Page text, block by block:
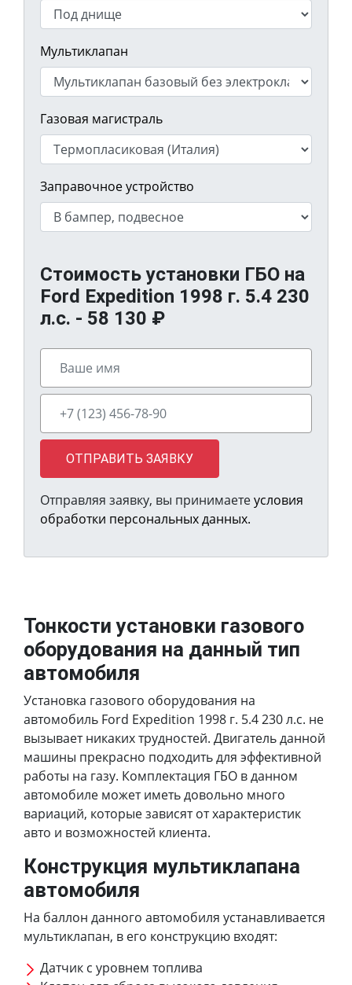
Мультиклапан
Газовая магистраль
Заправочное устройство
Стоимость установки ГБО на
Ford Expedition 1998 г. 5.4 230
л.с. - 58 130 ₽
ОТПРАВИТЬ ЗАЯВКУ
Отправляя заявку, вы принимаетеусловия
обработки персональных данных.
Тонкости установки газового
оборудования на данный тип
автомобиля
Установка газового оборудования на
автомобиль Ford Expedition 1998 г. 5.4 230 л.с. не
вызывает никаких трудностей. Двигатель данной
машины прекрасно подходить для эффективной
работы на газу. Комплектация ГБО в данном
автомобиле может иметь довольно много
вариаций, которые зависят от характеристик
авто и возможностей клиента.
Конструкция мультиклапана
автомобиля
На баллон данного автомобиля устанавливается
мультиклапан, в его конструкцию входят:
Датчик с уровнем топлива